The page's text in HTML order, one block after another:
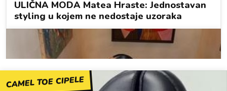
CAMEL TOE CIPELE